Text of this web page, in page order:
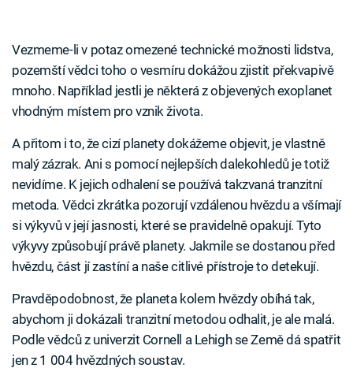
Vezmeme-li v potaz omezené technické možnosti lidstva,
pozemští vědci toho o vesmíru dokážou zjistit překvapivě
mnoho. Například jestli je některá z objevených exoplanet
vhodným místem pro vznik života.
A přitom i to, že cizí planety dokážeme objevit, je vlastně
malý zázrak. Ani s pomocí nejlepších dalekohledů je totiž
nevidíme. K jejich odhalení se používá takzvaná tranzitní
metoda. Vědci zkrátka pozorují vzdálenou hvězdu a všímají
si výkyvů v její jasnosti, které se pravidelně opakují. Tyto
výkyvy způsobují právě planety. Jakmile se dostanou před
hvězdu, část jí zastíní a naše citlivé přístroje to detekují.
Pravděpodobnost, že planeta kolem hvězdy obíhá tak,
abychom ji dokázali tranzitní metodou odhalit, je ale malá.
Podle vědců z univerzit Cornell a Lehigh se Země dá spatřit
jen z 1 004 hvězdných soustav.